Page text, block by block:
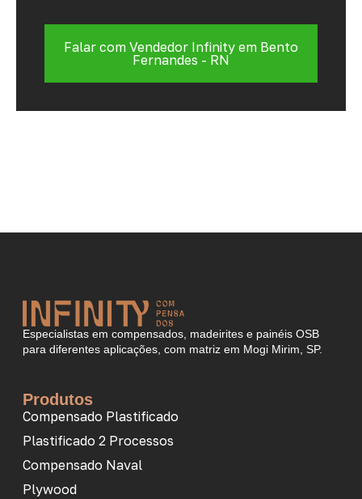
Falar com Vendedor Infinity em Bento
Fernandes - RN
Especialistas em compensados, madeirites e painéis OSB
para diferentes aplicações, com matriz em Mogi Mirim, SP.
Produtos
Compensado Plastificado
Plastificado 2 Processos
Compensado Naval
Plywood